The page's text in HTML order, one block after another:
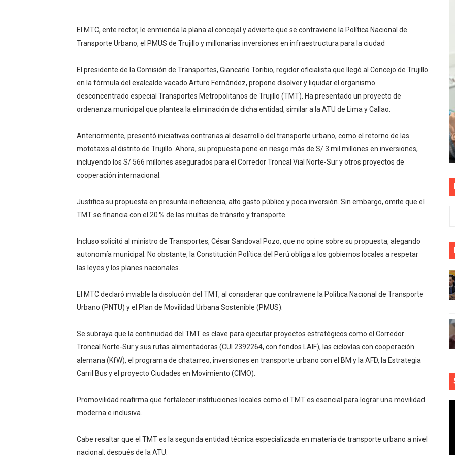
Yape habilita envío de remesas a Venezuela sin comisión tras emergencia por
Concrevía impulsa la construcción de vías más duraderas en el Perú
ADAS: QUEDAN MENOS DE 90 DÍAS PARA PROTEGER A TRUJILLO Y VIRÚ DE "EL NIÑO"
El MTC, ente rector, le enmienda la plana al concejal y advierte que se contraviene la Política Nacional de
Transporte Urbano, el PMUS de Trujillo y millonarias inversiones en infraestructura para la ciudad
El presidente de la Comisión de Transportes, Giancarlo Toribio, regidor oficialista que llegó al Concejo de Trujillo
en la fórmula del exalcalde vacado Arturo Fernández, propone disolver y liquidar el organismo
desconcentrado especial Transportes Metropolitanos de Trujillo (TMT). Ha presentado un proyecto de
ordenanza municipal que plantea la eliminación de dicha entidad, similar a la ATU de Lima y Callao.
Anteriormente, presentó iniciativas contrarias al desarrollo del transporte urbano, como el retorno de las
mototaxis al distrito de Trujillo. Ahora, su propuesta pone en riesgo más de S/ 3 mil millones en inversiones,
incluyendo los S/ 566 millones asegurados para el Corredor Troncal Vial Norte-Sur y otros proyectos de
cooperación internacional.
Justifica su propuesta en presunta ineficiencia, alto gasto público y poca inversión. Sin embargo, omite que el
TMT se financia con el 20 % de las multas de tránsito y transporte.
Incluso solicitó al ministro de Transportes, César Sandoval Pozo, que no opine sobre su propuesta, alegando
autonomía municipal. No obstante, la Constitución Política del Perú obliga a los gobiernos locales a respetar
las leyes y los planes nacionales.
El MTC declaró inviable la disolución del TMT, al considerar que contraviene la Política Nacional de Transporte
Urbano (PNTU) y el Plan de Movilidad Urbana Sostenible (PMUS).
Se subraya que la continuidad del TMT es clave para ejecutar proyectos estratégicos como el Corredor
Troncal Norte-Sur y sus rutas alimentadoras (CUI 2392264, con fondos LAIF), las ciclovías con cooperación
alemana (KfW), el programa de chatarreo, inversiones en transporte urbano con el BM y la AFD, la Estrategia
Carril Bus y el proyecto Ciudades en Movimiento (CIMO).
Promovilidad reafirma que fortalecer instituciones locales como el TMT es esencial para lograr una movilidad
moderna e inclusiva.
Cabe resaltar que el TMT es la segunda entidad técnica especializada en materia de transporte urbano a nivel
nacional, después de la ATU.